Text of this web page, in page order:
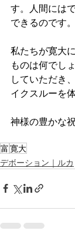
す。人間には
できるのです。
私たちが寛大
ものは何でし
していただき
イクスルーを
神様の豊かな
富寛大
デボーション｜ルカ